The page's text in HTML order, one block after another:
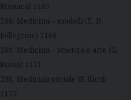
Monaca) 1165
288. Medicina – modelli (E. D.
Pellegrino) 1166
289. Medicina – scienza e arte (G.
Russo) 1171
290. Medicina sociale (P. Ricci)
1175